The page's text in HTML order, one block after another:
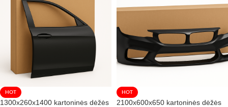
HOT
1300x260x1400 kartoninės dėžės
HOT
2100x600x650 kartoninės dėžės